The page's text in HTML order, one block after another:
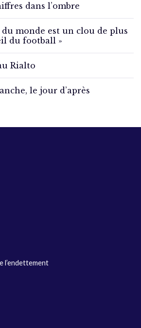
dans l’ombre
du monde est un clou de plus
du football »
Rialto
le jour d’après
l’endettement